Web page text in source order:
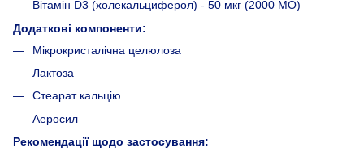
Вітамін D3 (холекальциферол) - 50 мкг (2000 МО)
Додаткові компоненти:
Мікрокристалічна целюлоза
Лактоза
Стеарат кальцію
Аеросил
Рекомендації щодо застосування: